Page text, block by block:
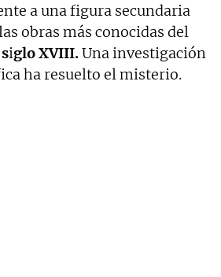
a una figura secundaria
obras más conocidas del
siglo XVIII.Una investigación
ha resuelto el misterio.